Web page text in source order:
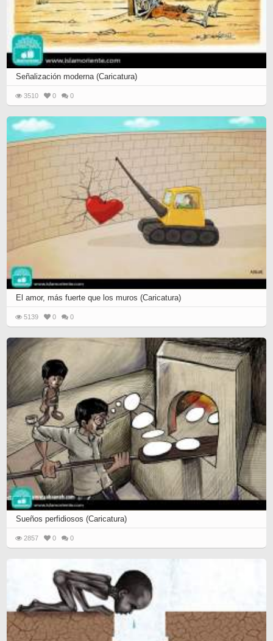
Señalización moderna (Caricatura)
3510 0 0
El amor, más fuerte que los muros (Caricatura)
5139 0 0
Sueños perfidiosos (Caricatura)
2857 0 0